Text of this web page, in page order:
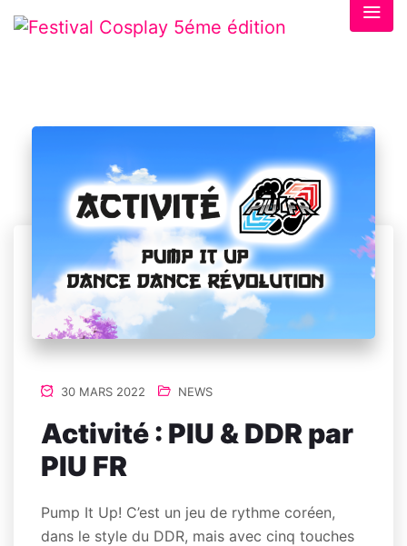
30 MARS 2022 NEWS
Activité : PIU & DDR par
PIU FR
Pump It Up! C’est un jeu de rythme coréen,
dans le style du DDR, mais avec cinq touches